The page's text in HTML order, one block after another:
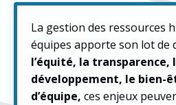
La gestion des ressources
équipes apporte son lot de
l’équité, la
développement, le bien-
d’équipe, ces enjeux